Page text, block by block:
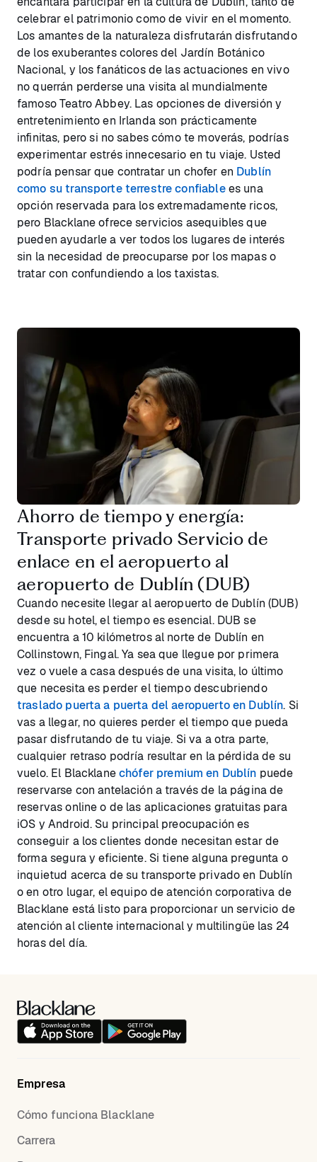
celebrar el patrimonio como de vivir en el momento.
Los amantes de la naturaleza disfrutarán disfrutando
de los exuberantes colores del Jardín Botánico
Nacional, y los fanáticos de las actuaciones en vivo
no querrán perderse una visita al mundialmente
famoso Teatro Abbey. Las opciones de diversión y
entretenimiento en Irlanda son prácticamente
infinitas, pero si no sabes cómo te moverás, podrías
experimentar estrés innecesario en tu viaje. Usted
podría pensar que contratar un chofer en Dublín
como su transporte terrestre confiablees una
opción reservada para los extremadamente ricos,
pero Blacklane ofrece servicios asequibles que
pueden ayudarle a ver todos los lugares de interés
sin la necesidad de preocuparse por los mapas o
tratar con confundiendo a los taxistas.
Ahorro de tiempo y energía:
Transporte privado Servicio de
enlace en el aeropuerto al
aeropuerto de Dublín (DUB)
Cuando necesite llegar al aeropuerto de Dublín (DUB)
desde su hotel, el tiempo es esencial. DUB se
encuentra a 10 kilómetros al norte de Dublín en
Collinstown, Fingal. Ya sea que llegue por primera
vez o vuele a casa después de una visita, lo último
que necesita es perder el tiempo descubriendo
traslado puerta a puerta del aeropuerto en Dublín. Si
vas a llegar, no quieres perder el tiempo que pueda
pasar disfrutando de tu viaje. Si va a otra parte,
cualquier retraso podría resultar en la pérdida de su
vuelo. El Blacklanechófer premium en Dublín puede
reservarse con antelación a través de la página de
reservas online o de las aplicaciones gratuitas para
iOS y Android. Su principal preocupación es
conseguir a los clientes donde necesitan estar de
forma segura y eficiente. Si tiene alguna pregunta o
inquietud acerca de su transporte privado en Dublín
o en otro lugar, el equipo de atención corporativa de
Blacklane está listo para proporcionar un servicio de
atención al cliente internacional y multilingüe las 24
horas del día.
Empresa
Cómo funciona Blacklane
Carrera